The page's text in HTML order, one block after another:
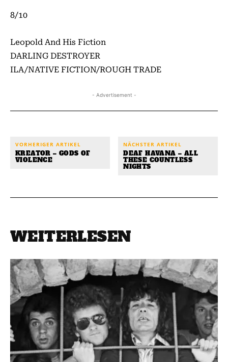
8/10
Leopold And His Fiction
DARLING DESTROYER
ILA/NATIVE FICTION/ROUGH TRADE
- Advertisement -
VORHERIGER ARTIKEL
KREATOR – GODS OF
VIOLENCE
NÄCHSTER ARTIKEL
DEAF HAVANA – ALL
THESE COUNTLESS
NIGHTS
WEITERLESEN